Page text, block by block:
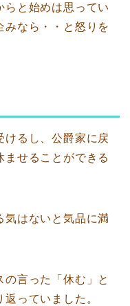
らと始めは思ってい
みなら・・と怒りを
けるし、公爵家に戻
ませることができる
気はないと気品に満
言った「休む」と
っていました。